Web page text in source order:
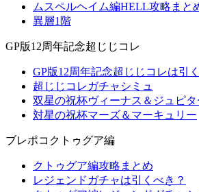
ムスペルヘイム編HELL攻略まと
異層1階
GP版12周年記念超じじコレ
GP版12周年記念超じじコレは引
超じじコレガチャシミュ
双星の祝杯ヴィーナス＆ジュピタ
対星の祝杯マーズ＆マーキュリー
ブレポコクトゥグア編
クトゥグア編攻略まとめ
レジェンドガチャは引くべき？